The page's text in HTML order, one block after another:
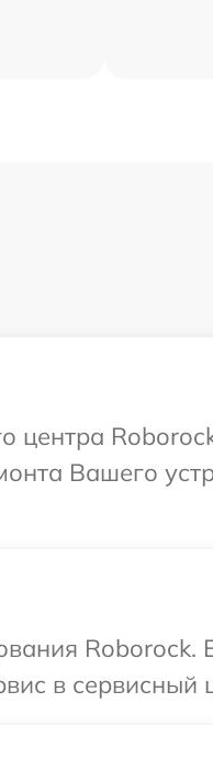
центра
Вашего
Roborock.
в сервисный